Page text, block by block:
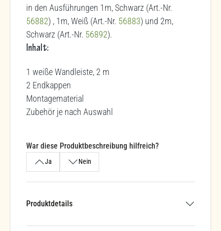
in den Ausführungen 1m, Schwarz (Art.-Nr.
56882) , 1m, Weiß (Art.-Nr. 56883) und 2m,
Schwarz (Art.-Nr. 56892).
Inhalt:
1 weiße Wandleiste, 2 m
2 Endkappen
Montagematerial
Zubehör je nach Auswahl
War diese Produktbeschreibung hilfreich?
Ja Nein
Produktdetails